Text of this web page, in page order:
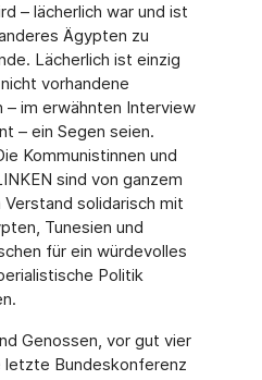
– lächerlich war und ist
Ägypten zu
Lächerlich ist einzig
vorhandene
– im erwähnten Interview
– ein Segen seien.
Kommunistinnen und
sind von ganzem
solidarisch mit
Tunesien und
für ein würdevolles
Politik
Genossen, vor gut vier
letzte Bundeskonferenz